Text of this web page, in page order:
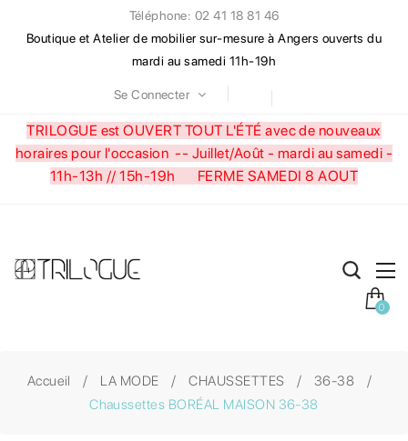
Téléphone: 02 41 18 81 46
Boutique et Atelier de mobilier sur-mesure à Angers ouverts du
mardi au samedi 11h-19h
Se Connecter
TRILOGUE est OUVERT TOUT L'ÉTÉ avec de nouveaux
horaires pour l'occasion -- Juillet/Août - mardi au samedi -
11h-13h // 15h-19h FERME SAMEDI 8 AOUT
0
Accueil LA MODE CHAUSSETTES
36-38
Chaussettes BORÉAL MAISON 36-38